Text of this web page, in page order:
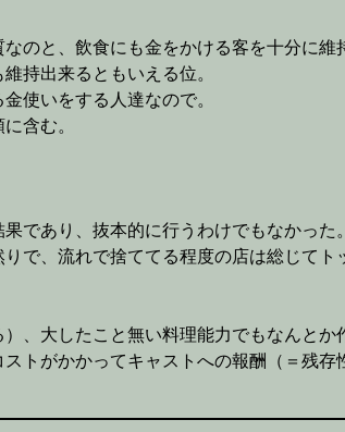
のと、飲食にも金をかける客を十分に維
持出来るともいえる位。
使いをする人達なので。
含む。
であり、抜本的に行うわけでもなかった。
、流れで捨ててる程度の店は総じてト
、大したこと無い料理能力でもなんとか
トがかかってキャストへの報酬（＝残